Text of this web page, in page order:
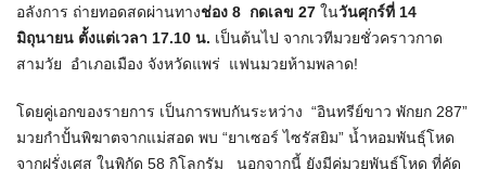
อลังการ ถ่ายทอดสดผ่านทางช่อง 8 กดเลข 27 ในวันศุกร์ที่ 14
มิถุนายน ตั้งแต่เวลา 17.10 น. เป็นต้นไป จากเวทีมวยชั่วคราวกาด
สามวัย อำเภอเมือง จังหวัดแพร่ แฟนมวยห้ามพลาด!
โดยคู่เอกของรายการ เป็นการพบกันระหว่าง “อินทรีย์ขาว พักยก 287”
มวยกำปั้นพิฆาตจากแม่สอด พบ “ยาเซอร์ ไซรัสยิม” น้ำหอมพันธุ์โหด
จากฝรั่งเศส ในพิกัด 58 กิโลกรัม นอกจากนี้ ยังมีคู่มวยพันธุ์โหด ที่คัด